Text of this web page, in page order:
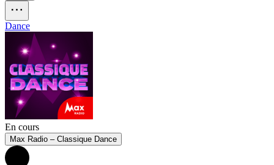
Dance
En cours
Max Radio – Classique Dance